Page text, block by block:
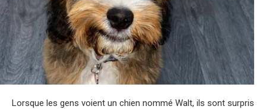
Lorsque les gens voient un chien nommé Walt, ils sont surpris